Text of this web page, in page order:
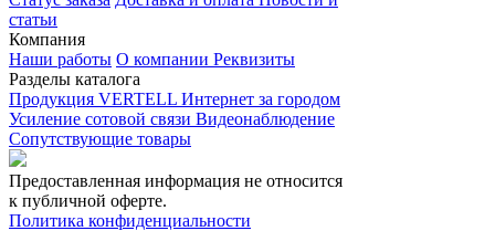
статьи
Компания
Наши работы О компании Реквизиты
Разделы каталога
Продукция VERTELL Интернет за городом
Усиление сотовой связи Видеонаблюдение
Сопутствующие товары
Предоставленная информация не относится
к публичной оферте.
Политика конфиденциальности